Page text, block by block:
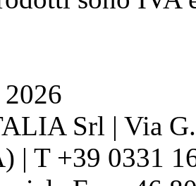
Srl | Via
| T +39 0331